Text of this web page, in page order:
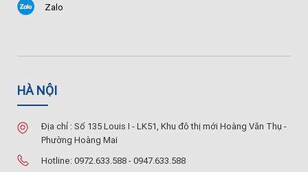
Zalo
HÀ NỘI
Địa chỉ : Số 135 Louis I - LK51, Khu đô thị mới Hoàng Văn Thụ -
Phường Hoàng Mai
Hotline: 0972.633.588 - 0947.633.588